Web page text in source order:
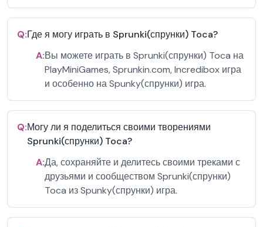
Q:Где я могу играть в Sprunki(спрунки) Toca?
A:Вы можете играть в Sprunki(спрунки) Toca на
PlayMiniGames, Sprunkin.com, Incredibox игра
и особенно на Spunky(спрунки) игра.
Q:Могу ли я поделиться своими творениями
Sprunki(спрунки) Toca?
A:Да, сохраняйте и делитесь своими треками с
друзьями и сообществом Sprunki(спрунки)
Toca из Spunky(спрунки) игра.